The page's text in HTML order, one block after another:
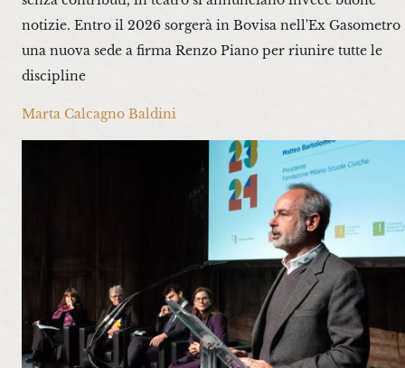
notizie. Entro il 2026 sorgerà in Bovisa nell'Ex Gasometro
una nuova sede a firma Renzo Piano per riunire tutte le
discipline
Marta Calcagno Baldini